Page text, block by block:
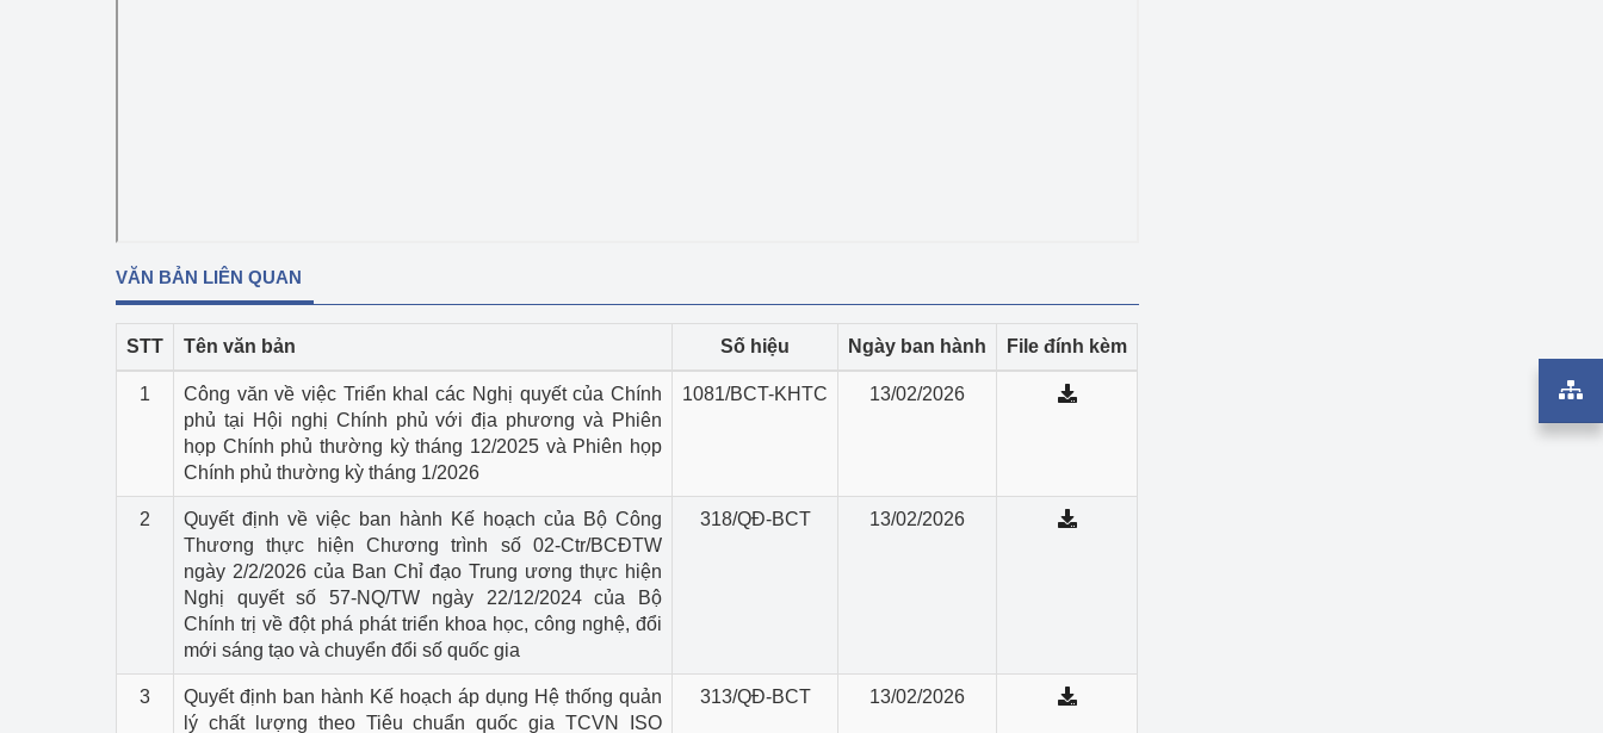
VĂN BẢN LIÊN QUAN
STT Tên văn bản Số hiệu Ngày ban hành File đính kèm
1
Công văn về việc Triển khaI các Nghị quyết của Chính
phủ tại Hội nghị Chính phủ với địa phương và Phiên
họp Chính phủ thường kỳ tháng 12/2025 và Phiên họp
Chính phủ thường kỳ tháng 1/2026
1081/BCT-KHTC 13/02/2026
2
Quyết định về việc ban hành Kế hoạch của Bộ Công
Thương thực hiện Chương trình số 02-Ctr/BCĐTW
ngày 2/2/2026 của Ban Chỉ đạo Trung ương thực hiện
Nghị quyết số 57-NQ/TW ngày 22/12/2024 của Bộ
Chính trị về đột phá phát triển khoa học, công nghệ, đổi
mới sáng tạo và chuyển đổi số quốc gia
318/QĐ-BCT 13/02/2026
3
Quyết định ban hành Kế hoạch áp dụng Hệ thống quản
lý chất lượng theo Tiêu chuẩn quốc gia TCVN ISO
313/QĐ-BCT 13/02/2026